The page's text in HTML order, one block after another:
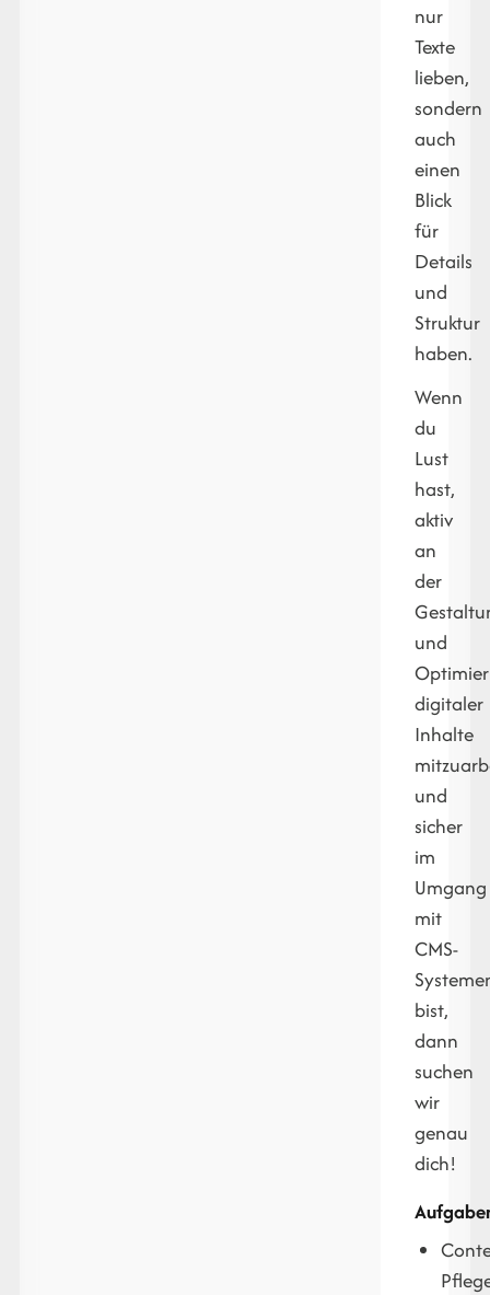
nur
Texte
lieben,
sondern
auch
einen
Blick
für
Details
und
Struktur
haben.
Wenn
du
Lust
hast,
aktiv
an
der
und
digitaler
Inhalte
und
sicher
im
Umgang
mit
CMS-
bist,
dann
suchen
wir
genau
dich!